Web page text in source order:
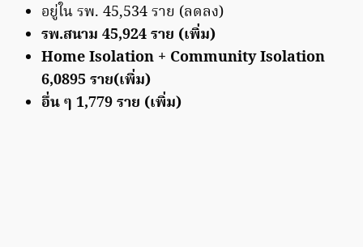
อยู่ใน รพ. 45,534 ราย (ลดลง)
รพ.สนาม 45,924 ราย (เพิ่ม)
Home Isolation + Community Isolation
6,0895 ราย(เพิ่ม)
อื่น ๆ 1,779 ราย (เพิ่ม)